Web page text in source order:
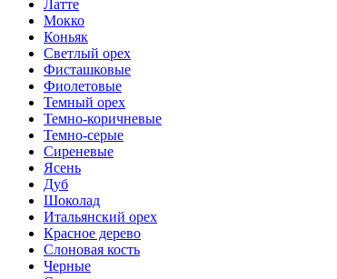
Латте
Мокко
Коньяк
Светлый орех
Фисташковые
Фиолетовые
Темный орех
Темно-коричневые
Темно-серые
Сиреневые
Ясень
Дуб
Шоколад
Итальянский орех
Красное дерево
Слоновая кость
Черные